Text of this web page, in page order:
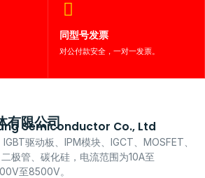
同型号发票
对公付款安全，一对一发票。
有限公司
Semiconductor Co., Ltd
驱动板、IPM模块、IGCT、MOSFET、
极管、碳化硅，电流范围为10A至
至8500V。